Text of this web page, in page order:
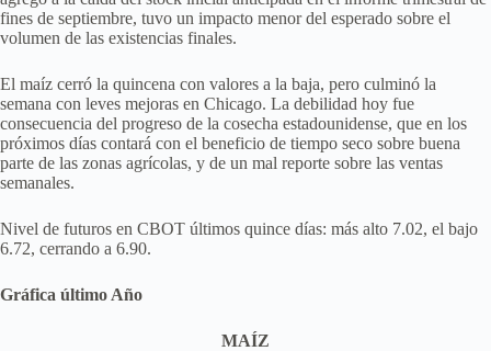
fines de septiembre, tuvo un impacto menor del esperado sobre el
volumen de las existencias finales.
El maíz cerró la quincena con valores a la baja, pero culminó la
semana con leves mejoras en Chicago. La debilidad hoy fue
consecuencia del progreso de la cosecha estadounidense, que en los
próximos días contará con el beneficio de tiempo seco sobre buena
parte de las zonas agrícolas, y de un mal reporte sobre las ventas
semanales.
Nivel de futuros en CBOT últimos quince días: más alto 7.02, el bajo
6.72, cerrando a 6.90.
Gráfica último Año
MAÍZ